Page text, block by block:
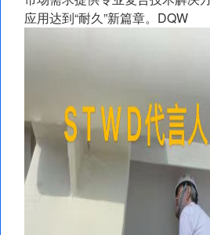
应用达到“耐久”新篇章。DQW